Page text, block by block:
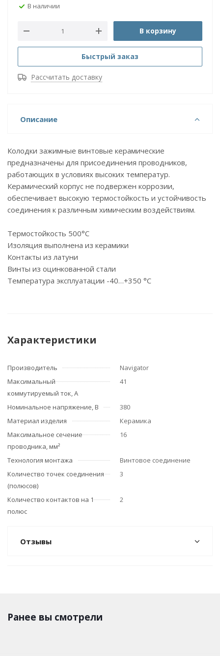
В наличии
В корзину
Быстрый заказ
Рассчитать доставку
Описание
Колодки зажимные винтовые керамические
предназначены для присоединения проводников,
работающих в условиях высоких температур.
Керамический корпус не подвержен коррозии,
обеспечивает высокую термостойкость и устойчивость
соединения к различным химическим воздействиям.
Термостойкость 500°C
Изоляция выполнена из керамики
Контакты из латуни
Винты из оцинкованной стали
Температура эксплуатации -40…+350 °C
Характеристики
Производитель
Navigator
Максимальный
коммутируемый ток, А
41
Номинальное напряжение, В
380
Материал изделия
Керамика
Максимальное сечение
проводника, мм²
16
Технология монтажа
Винтовое соединение
Количество точек соединения
(полюсов)
3
Количество контактов на 1
полюс
2
Отзывы
Ранее вы смотрели